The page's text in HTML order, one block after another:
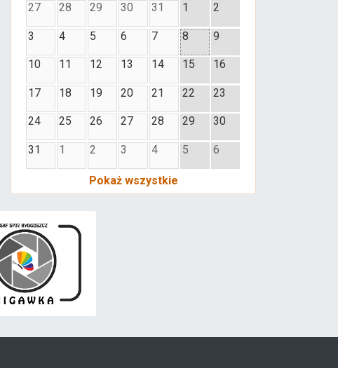
27 28 29 30 31 1 2
3 4 5 6 7 8 9
10 11 12 13 14 15 16
17 18 19 20 21 22 23
24 25 26 27 28 29 30
31 1 2 3 4 5 6
Pokaż wszystkie